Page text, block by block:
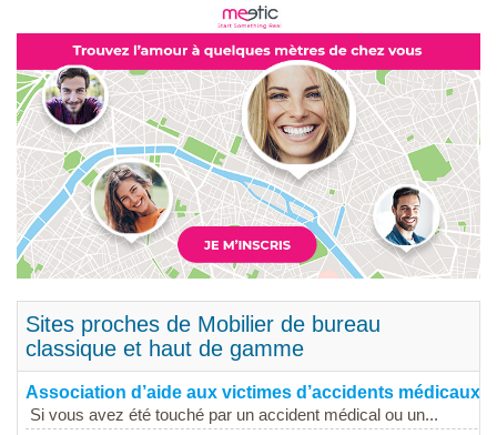
Sites proches de Mobilier de bureau
classique et haut de gamme
Association d’aide aux victimes d’accidents médicaux
Si vous avez été touché par un accident médical ou un...